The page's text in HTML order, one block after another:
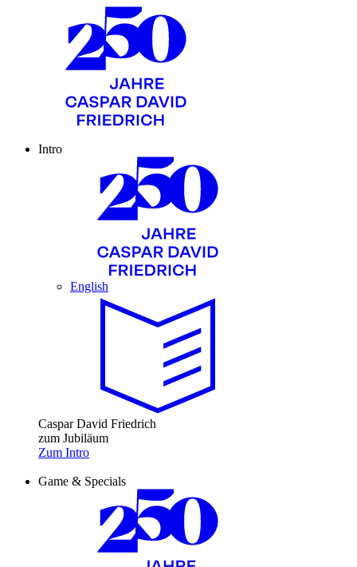
Intro
English
Caspar David Friedrich
zum Jubiläum
Zum Intro
Game & Specials